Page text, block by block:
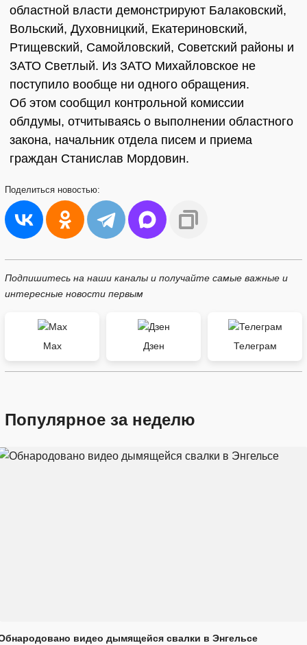
областной власти демонстрируют Балаковский,
Вольский, Духовницкий, Екатериновский,
Ртищевский, Самойловский, Советский районы и
ЗАТО Светлый. Из ЗАТО Михайловское не
поступило вообще ни одного обращения.
Об этом сообщил контрольной комиссии
облдумы, отчитываясь о выполнении областного
закона, начальник отдела писем и приема
граждан Станислав Мордовин.
Поделиться новостью:
Подпишитесь на наши каналы и получайте самые важные и
интересные новости первым
Max Дзен Телеграм
Популярное за неделю
видео дымящейся свалки в Энгельсе